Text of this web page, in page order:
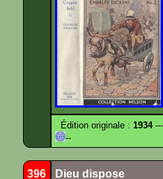
Édition originale :1934
--
396 Dieu dispose